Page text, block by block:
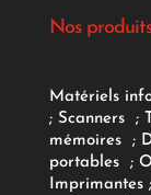
Nos produits
Matériels
; Scanners ;
mémoires
;
portables
;
Imprimantes;